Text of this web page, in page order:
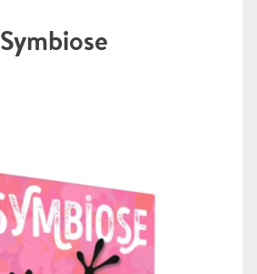
Symbiose